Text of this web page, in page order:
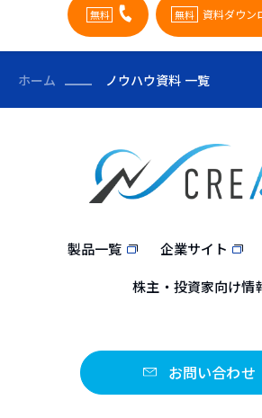
資料ダウン
ホーム ノウハウ資料 一覧
製品一覧 企業サイト
株主・投資家向け情
お問い合わせ